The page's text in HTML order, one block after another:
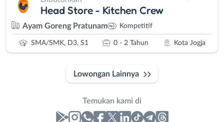
Head Store - Kitchen Crew
Ayam Goreng Pratunam Kompetitif
SMA/SMK, D3, S1 0 - 2 Tahun Kota Jogja
Lowongan Lainnya
Temukan kami di